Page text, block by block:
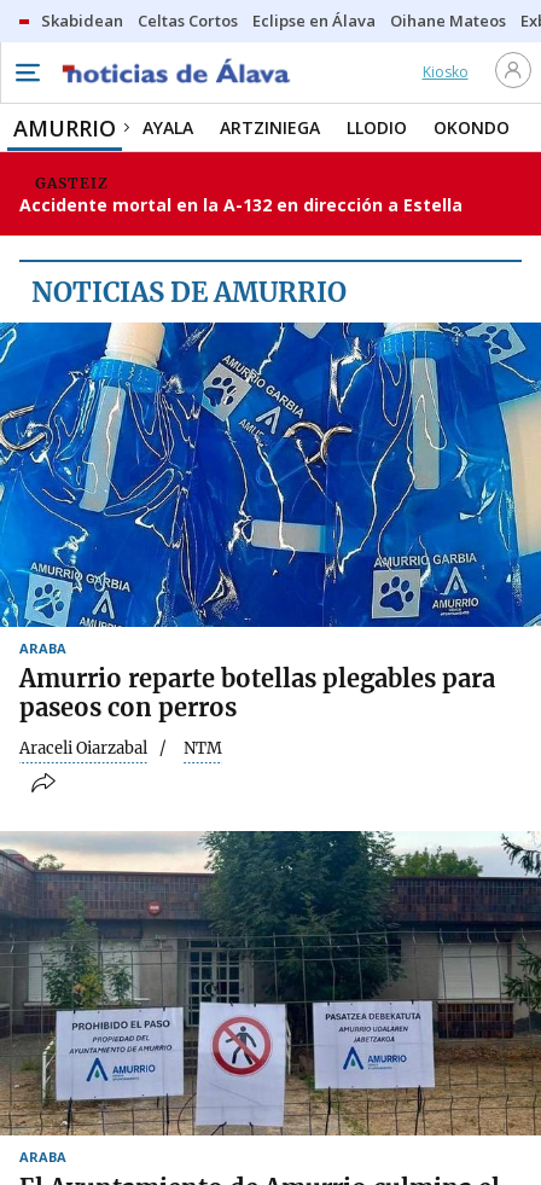
Skabidean Celtas Cortos Eclipse en Álava Oihane Mateos
Kiosko
AMURRIO AYALA ARTZINIEGA LLODIO OKONDO
GASTEIZ
Accidente mortal en la A-132 en dirección a Estella
NOTICIAS DE AMURRIO
ARABA
Amurrio reparte botellas plegables para
paseos con perros
Araceli Oiarzabal NTM
ARABA
AMURRIO
AYALA
LLODIO